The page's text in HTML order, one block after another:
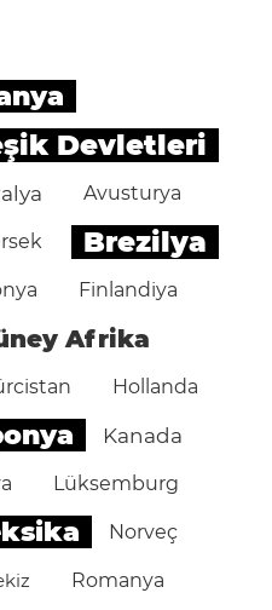
Devletleri
Avusturya
Brezilya
Finlandiya
Afrika
Hollanda
Kanada
Lüksemburg
Norveç
Romanya